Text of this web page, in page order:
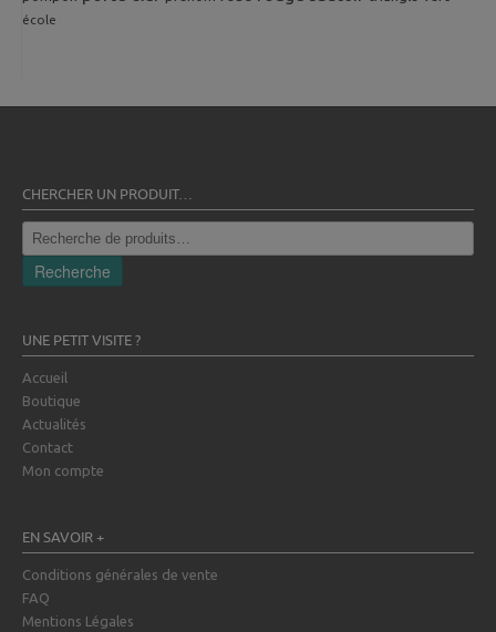
école
CHERCHER UN PRODUIT…
Recherche
pour :
Recherche
UNE PETIT VISITE ?
Accueil
Boutique
Actualités
Contact
Mon compte
EN SAVOIR +
Conditions générales de vente
FAQ
Mentions Légales